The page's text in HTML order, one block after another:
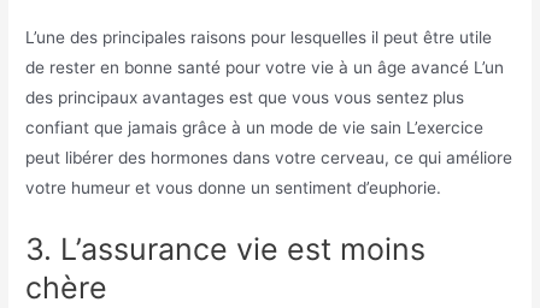
L’une des principales raisons pour lesquelles il peut être utile
de rester en bonne santé pour votre vie à un âge avancé L’un
des principaux avantages est que vous vous sentez plus
confiant que jamais grâce à un mode de vie sain L’exercice
peut libérer des hormones dans votre cerveau, ce qui améliore
votre humeur et vous donne un sentiment d’euphorie.
3. L’assurance vie est moins
chère